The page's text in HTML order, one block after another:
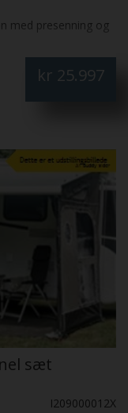
med presenning og
kr 25.997
sæt
I209000012X